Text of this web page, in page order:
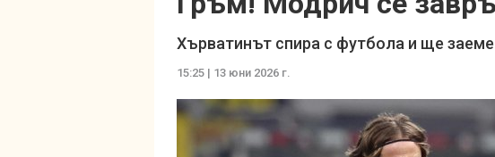
Хърватинът спира с футбола и ще
15:25 | 13 юни 2026 г.